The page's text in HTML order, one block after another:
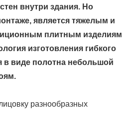
внутри здания. Но
является тяжелым и
плитным изделиям
изготовления гибкого
в виде полотна небольшой
разнообразных